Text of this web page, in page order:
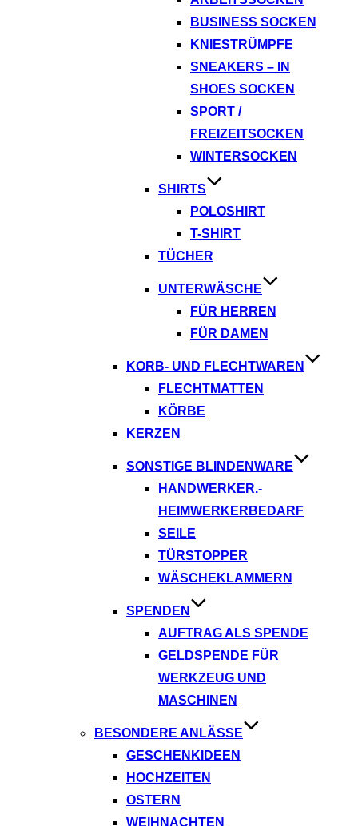
BUSINESS SOCKEN
KNIESTRÜMPFE
SNEAKERS – IN
SHOES SOCKEN
SPORT /
FREIZEITSOCKEN
WINTERSOCKEN
SHIRTS
POLOSHIRT
T-SHIRT
TÜCHER
UNTERWÄSCHE
FÜR HERREN
FÜR DAMEN
KORB- UND FLECHTWAREN
FLECHTMATTEN
KÖRBE
KERZEN
SONSTIGE BLINDENWARE
HANDWERKER.-
HEIMWERKERBEDARF
SEILE
TÜRSTOPPER
WÄSCHEKLAMMERN
SPENDEN
AUFTRAG ALS SPENDE
GELDSPENDE FÜR
WERKZEUG UND
MASCHINEN
BESONDERE ANLÄSSE
GESCHENKIDEEN
HOCHZEITEN
OSTERN
WEIHNACHTEN